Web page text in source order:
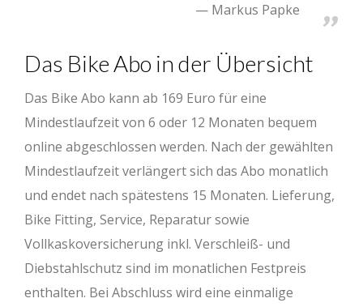
Markus Papke
Das Bike Abo in der Übersicht
Das Bike Abo kann ab 169 Euro für eine
Mindestlaufzeit von 6 oder 12 Monaten bequem
online abgeschlossen werden. Nach der gewählten
Mindestlaufzeit verlängert sich das Abo monatlich
und endet nach spätestens 15 Monaten. Lieferung,
Bike Fitting, Service, Reparatur sowie
Vollkaskoversicherung inkl. Verschleiß- und
Diebstahlschutz sind im monatlichen Festpreis
enthalten. Bei Abschluss wird eine einmalige